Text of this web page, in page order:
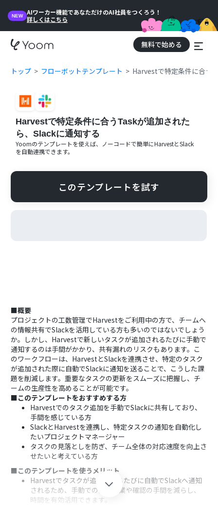
NEW
AIワーカー機能であなただけのAI社員をつくろう！
詳しくはこちら
無料で始める
トップ フローボットテンプレート Harvestで特定条件に合う
Harvestで特定条件に合うTaskが追加された
ら、Slackに通知する
Yoomのテンプレートを使えば、ノーコードで簡単にHarvestとSlack
を自動連携できます。
このテンプレートを試す
■概要
プロジェクトの工数管理でHarvestをご利用中の方で、チームへ
の情報共有でSlackを活用している方も多いのではないでしょう
か。しかし、Harvestで新しいタスクが追加されるたびに手動で
通知するのは手間がかかり、共有漏れのリスクもあります。こ
のワークフローは、HarvestとSlackを連携させ、特定のタスク
が追加された際に自動でSlackに通知を送ることで、こうした課
題を削減します。重要なタスクの更新をスムーズに把握し、チ
ームの生産性を高めることが可能です。
■このテンプレートをおすすめする方
Harvestでのタスク追加を手動でSlackに共有しており、
手間を感じている方
SlackとHarvestを連携し、特定タスクの通知を自動化し
たいプロジェクトマネージャー
タスクの見落としを防ぎ、チーム全体の対応速度を向上さ
せたいと考えている方
■このテンプレートを使うメリット
Harvestでタスクが追加されるたびに自動でSlackへ通知
されるため、手動での共有作業や確認の手間を減らし、
時間を有効活用できます。